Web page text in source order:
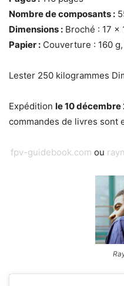
Nombre de composants :
Dimensions : Broché : 17 x
Papier : Couverture : 160
Lester 250 kilogrammes
Expédition le 10 décembre
commandes de livres sont
fpv-guidebook.com ou